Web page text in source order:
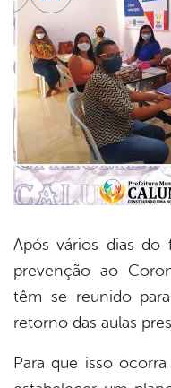
Após vários dias do
prevenção ao
têm se reunido
retorno das aulas
Para que isso
TwitterLinkedin